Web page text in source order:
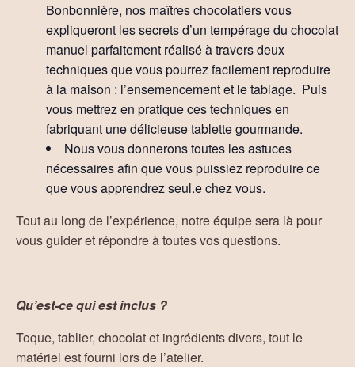
Bonbonnière, nos maîtres chocolatiers vous
expliqueront les secrets d’un tempérage du chocolat
manuel parfaitement réalisé à travers deux
techniques que vous pourrez facilement reproduire
à la maison : l’ensemencement et le tablage. Puis
vous mettrez en pratique ces techniques en
fabriquant une délicieuse tablette gourmande.
Nous vous donnerons toutes les astuces
nécessaires afin que vous puissiez reproduire ce
que vous apprendrez seul.e chez vous.
Tout au long de l’expérience, notre équipe sera là pour
vous guider et répondre à toutes vos questions.
Qu’est-ce qui est inclus ?
Toque, tablier, chocolat et ingrédients divers, tout le
matériel est fourni lors de l’atelier.